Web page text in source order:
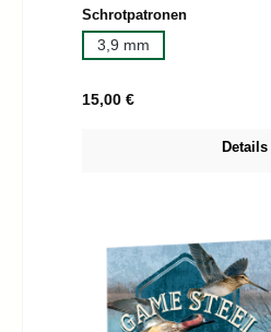
Schrotpatronenauswählen
3,9 mm
Regulärer Preis:
15,00 €
Details